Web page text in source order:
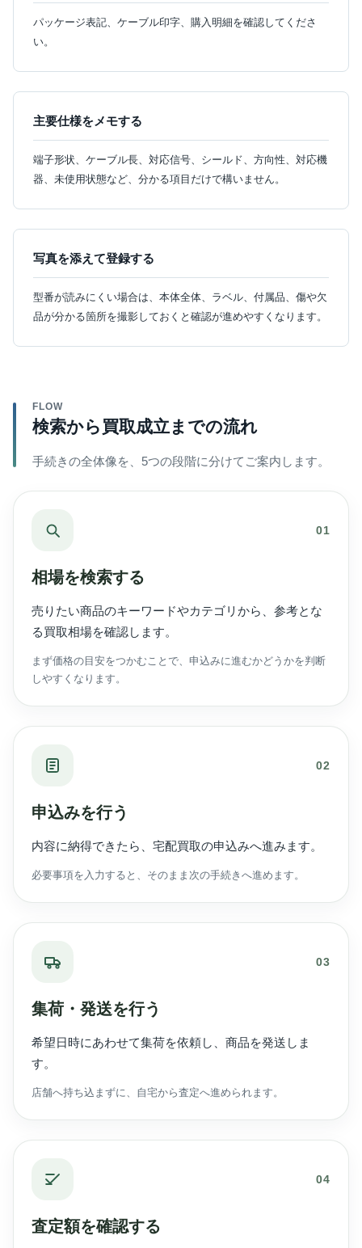
パッケージ表記、ケーブル印字、購入明細を確認してくださ
い。
主要仕様をメモする
端子形状、ケーブル長、対応信号、シールド、方向性、対応機
器、未使用状態など、分かる項目だけで構いません。
写真を添えて登録する
型番が読みにくい場合は、本体全体、ラベル、付属品、傷や欠
品が分かる箇所を撮影しておくと確認が進めやすくなります。
FLOW
検索から買取成立までの流れ
手続きの全体像を、5つの段階に分けてご案内します。
01
相場を検索する
売りたい商品のキーワードやカテゴリから、参考とな
る買取相場を確認します。
まず価格の目安をつかむことで、申込みに進むかどうかを判断
しやすくなります。
02
申込みを行う
内容に納得できたら、宅配買取の申込みへ進みます。
必要事項を入力すると、そのまま次の手続きへ進めます。
03
集荷・発送を行う
希望日時にあわせて集荷を依頼し、商品を発送しま
す。
店舗へ持ち込まずに、自宅から査定へ進められます。
04
査定額を確認する